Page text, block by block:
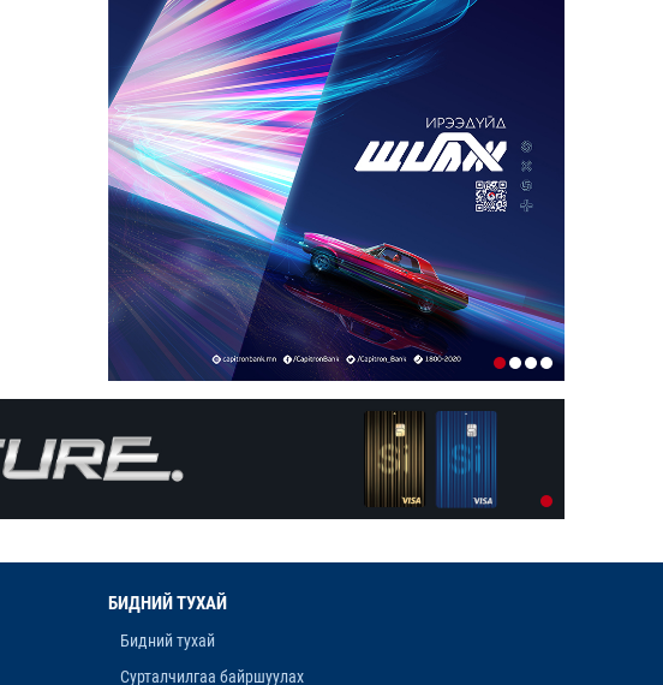
1-р сар. 19, 2026, 10:54 a.m.
ТЭТГЭВРИЙН ЗЭЭЛИЙН ХҮҮГ
БУУРУУЛАХ, УРТАСГАХ ЧИГЛЭЛЭЭР
АЖИЛЛАНА
1-р сар. 19, 2026, 10:52 a.m.
ИРГЭДИЙН НЭРИЙН ДАНСНЫ
ХУРИМТЛАЛЫГ НЭГ САЯД ХҮРГЭНЭ
1-р сар. 19, 2026, 10:48 a.m.
ЭНЭ ЖИЛ БҮХ НИЙТЭЭРЭЭ 15 ХОНОГ
АМРАХ НЬ
1-р сар. 7, 2026, 3:41 p.m.
РЕДАКЦИУДЫН НЭГДЭЛ “ГАН ҮЗЭГ”
ШАГНАЛ ХҮРТЛЭЭ
12-р сар. 22, 2025, 11:29 a.m.
ЗАРЛАЛ
БИДНИЙ ТУХАЙ
Бидний тухай
Сурталчилгаа байршуулах